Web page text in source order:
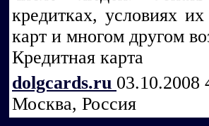
кредитках, условиях
карт и многом другом
Кредитная карта
dolgcards.ru 03.10.2008
Москва, Россия